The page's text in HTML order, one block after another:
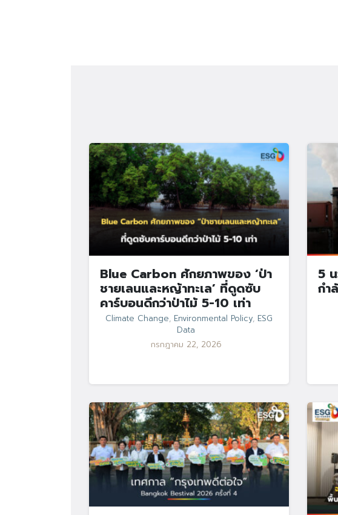
Blue Carbon ศักยภาพของ ‘ป่า
ชายเลนและหญ้าทะเล’ ที่ดูดซับ
คาร์บอนดีกว่าป่าไม้ 5-10 เท่า
Climate Change, Environmental Policy, ESG
Data
กรกฎาคม 22, 2026
5
กำ